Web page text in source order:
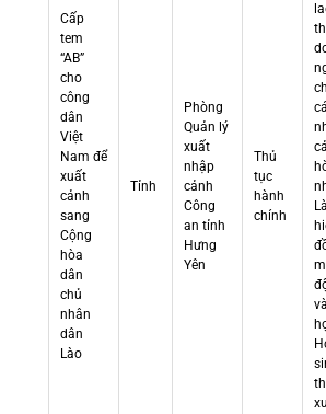
Cấp
tem
“AB”
cho
công
dân
Việt
Nam để
xuất
cảnh
sang
Cộng
hòa
dân
chủ
nhân
dân
Lào
Tỉnh
Phòng
Quản lý
xuất
nhập
cảnh
Công
an tỉnh
Hưng
Yên
Thủ
tục
hành
chính